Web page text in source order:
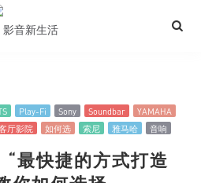
Play-Fi Sony Soundbar
YAMAHA
厅影院 如何选 索尼 雅马哈 音响
最快捷的方式打造